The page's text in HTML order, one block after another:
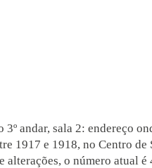
andar, sala 2: endereço
1917 e 1918, no Centro de
alterações, o número atual